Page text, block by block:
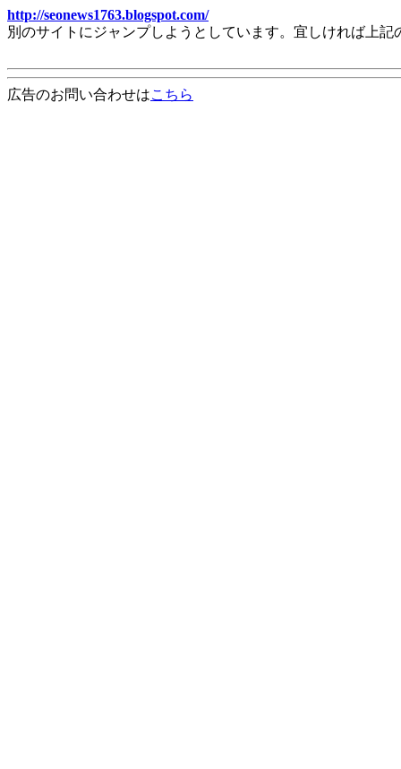
http://seonews1763.blogspot.com/
別のサイトにジャンプしようとしています。宜しければ上
広告のお問い合わせはこちら